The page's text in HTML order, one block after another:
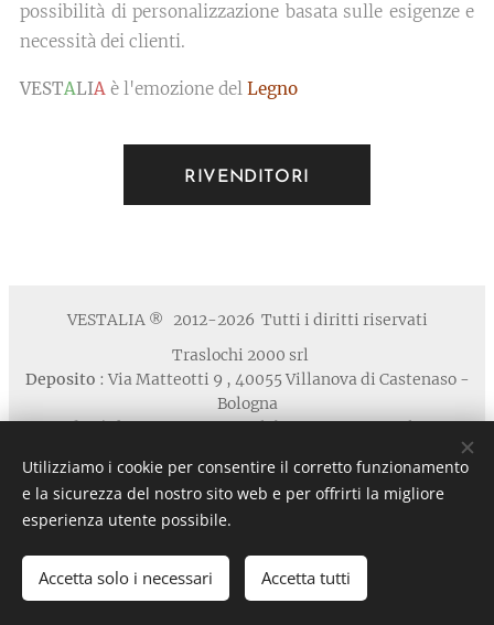
possibilità di personalizzazione basata sulle esigenze e
necessità dei clienti.
VESTALIA è l'emozione del Legno
RIVENDITORI
VESTALIA ®
2012-2026 Tutti i diritti riservati
Traslochi 2000 srl
Deposito : Via Matteotti 9 , 40055 Villanova di Castenaso -
Bologna
Studio / Show Room: via Calabria 1A , 40139 Bologna
@vestaliamobili.com
P.I./C.F. 03135881203 - REA: BO-494768 - I.R.I. di Bologna
n. 03135881203 in data 05/07/2011- Cap.Soc. € 30.000,00 I.V.
Privacy
Cookies
Lingue
Utilizziamo i cookie per consentire il corretto funzionamento
e la sicurezza del nostro sito web e per offrirti la migliore
esperienza utente possibile.
Accetta solo i necessari Accetta tutti